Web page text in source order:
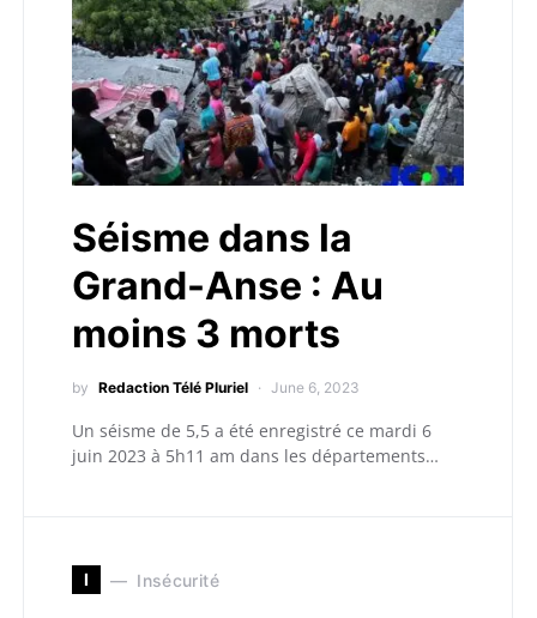
Séisme dans la
Grand-Anse : Au
moins 3 morts
by Redaction Télé Pluriel June 6, 2023
Un séisme de 5,5 a été enregistré ce mardi 6
juin 2023 à 5h11 am dans les départements…
I Insécurité